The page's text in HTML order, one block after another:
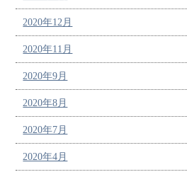
2020年12月
2020年11月
2020年9月
2020年8月
2020年7月
2020年4月